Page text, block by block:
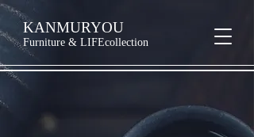
KANMURYOU
Furniture & LIFEcollection